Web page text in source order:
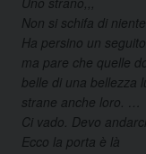
Non si schifa di
Ha persino un
ma pare che quelle
belle di una bellezza
strane anche loro. …
Ci vado. Devo andarci..
Ecco la porta è là